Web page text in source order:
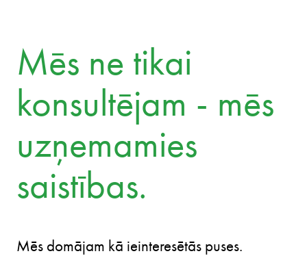
Mēs ne tikai
konsultējam - mēs
uzņemamies
saistības.
Mēs domājam kā ieinteresētās puses.